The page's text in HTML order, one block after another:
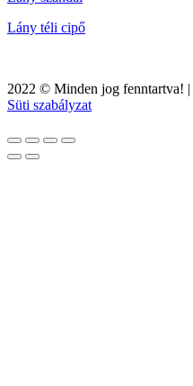
Lány téli cipő
2022 © Minden jog fenntartva! |
Süti szabályzat